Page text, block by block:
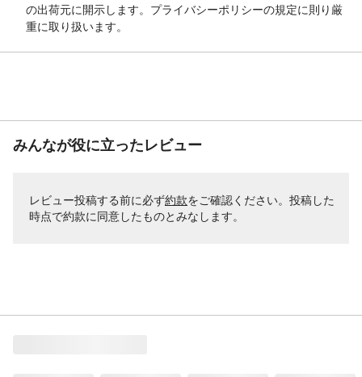
の出荷元に開示します。プライバシーポリシーの規定に則り厳
重に取り扱います。
みんなが役に立ったレビュー
レビュー投稿する前に必ず約款をご確認ください。投稿した
時点で約款に同意したものとみなします。